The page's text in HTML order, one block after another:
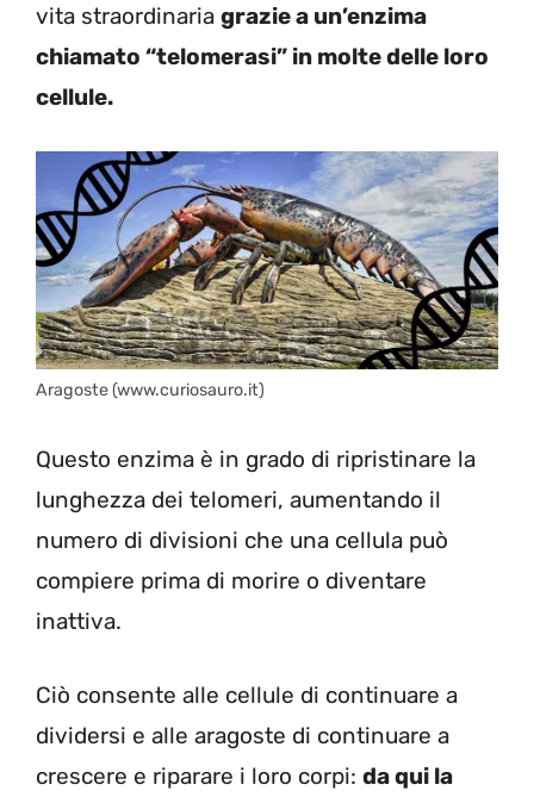
vita straordinaria grazie a un’enzima
chiamato “telomerasi” in molte delle loro
cellule.
Aragoste (www.curiosauro.it)
Questo enzima è in grado di ripristinare la
lunghezza dei telomeri, aumentando il
numero di divisioni che una cellula può
compiere prima di morire o diventare
inattiva.
Ciò consente alle cellule di continuare a
dividersi e alle aragoste di continuare a
crescere e riparare i loro corpi: da qui la